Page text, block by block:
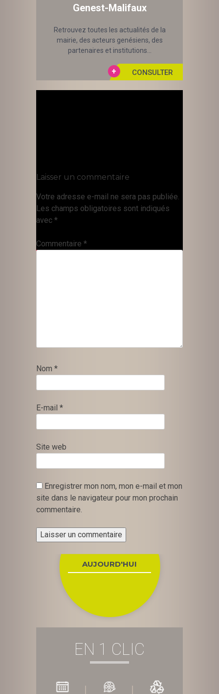
Genest-Malifaux
Retrouvez toutes les actualités de la
mairie, des acteurs genésiens, des
partenaires et institutions...
Laisser un commentaire
Votre adresse e-mail ne sera pas publiée.
Les champs obligatoires sont indiqués
avec *
Commentaire *
Nom *
E-mail *
Site web
Enregistrer mon nom, mon e-mail et mon
site dans le navigateur pour mon prochain
commentaire.
AUJOURD'HUI
EN 1 CLIC